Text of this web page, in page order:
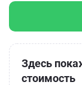
Здесь
стоимость